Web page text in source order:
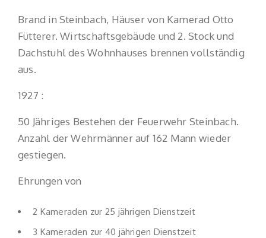
Brand in Steinbach, Häuser von Kamerad Otto
Fütterer. Wirtschaftsgebäude und 2. Stock und
Dachstuhl des Wohnhauses brennen vollständig
aus.
1927 :
50 Jähriges Bestehen der Feuerwehr Steinbach.
Anzahl der Wehrmänner auf 162 Mann wieder
gestiegen.
Ehrungen von
2 Kameraden zur 25 jährigen Dienstzeit
3 Kameraden zur 40 jährigen Dienstzeit